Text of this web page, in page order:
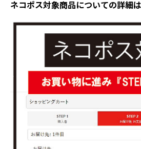
ネコポス対象商品についての詳細